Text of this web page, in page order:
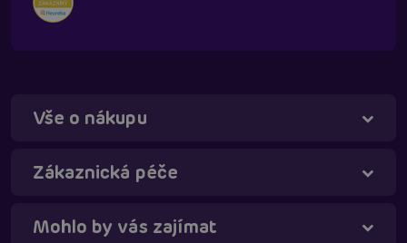
Vše o nákupu
Zákaznická péče
Mohlo by vás zajímat
Táňa - virtuální asistentka